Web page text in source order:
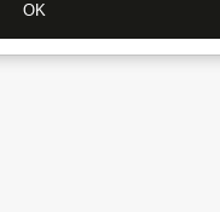
OK